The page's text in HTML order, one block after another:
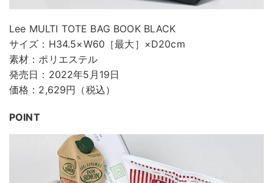
Lee MULTI TOTE BAG BOOK BLACK
サイズ：H34.5×W60［最大］×D20cm
素材：ポリエステル
発売日：2022年5月19日
価格：2,629円（税込）
POINT